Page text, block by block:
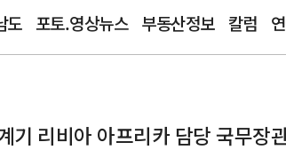
도 포토.영상뉴스 부동산정보 칼럼
기 리비아 아프리카 담당 국무장